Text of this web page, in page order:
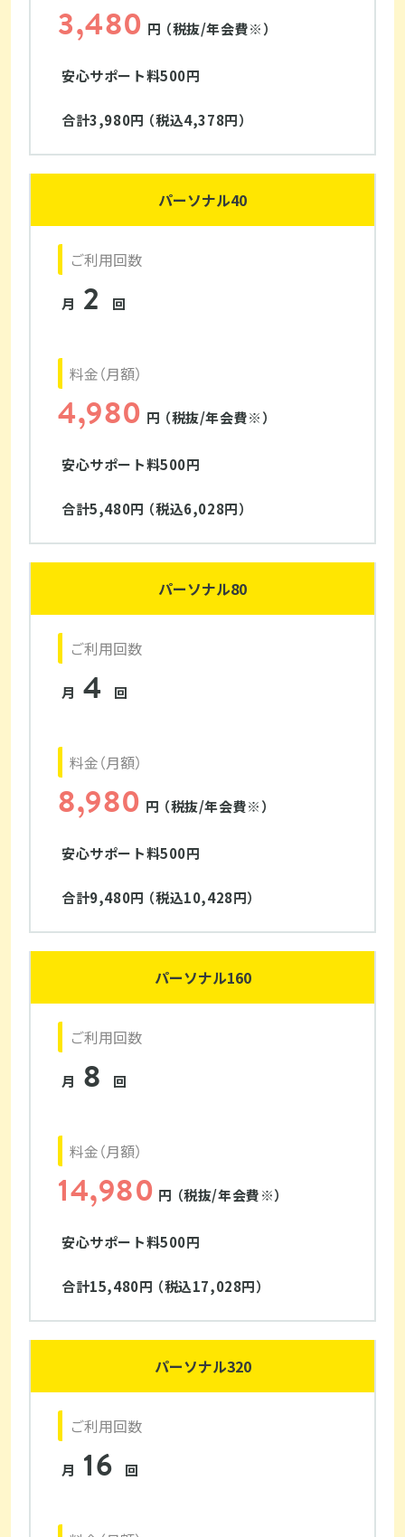
3,480 円 （税抜/年会費※）
安心サポート料500円
合計3,980円 （税込4,378円）
パーソナル40
ご利用回数
月 2 回
料金（月額）
4,980 円 （税抜/年会費※）
安心サポート料500円
合計5,480円 （税込6,028円）
パーソナル80
ご利用回数
月 4 回
料金（月額）
8,980 円 （税抜/年会費※）
安心サポート料500円
合計9,480円 （税込10,428円）
パーソナル160
ご利用回数
月 8 回
料金（月額）
14,980 円 （税抜/年会費※）
安心サポート料500円
合計15,480円 （税込17,028円）
パーソナル320
ご利用回数
月 16 回